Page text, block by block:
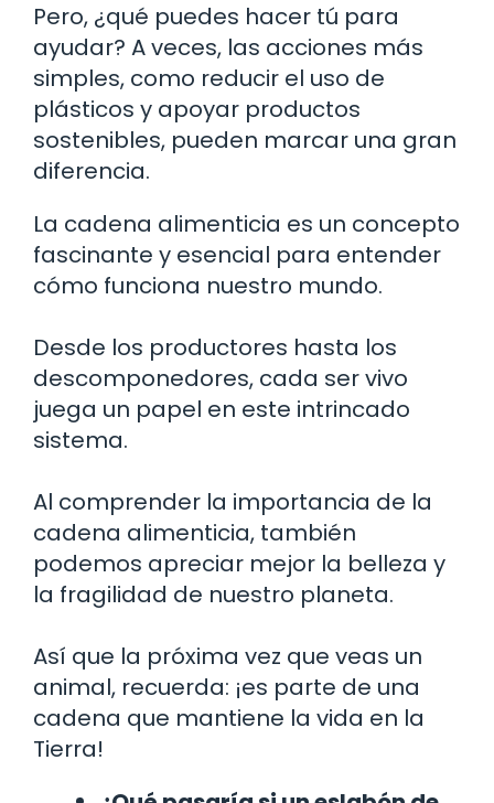
Pero, ¿qué puedes hacer tú para
ayudar? A veces, las acciones más
simples, como reducir el uso de
plásticos y apoyar productos
sostenibles, pueden marcar una gran
diferencia.
La cadena alimenticia es un concepto
fascinante y esencial para entender
cómo funciona nuestro mundo.
Desde los productores hasta los
descomponedores, cada ser vivo
juega un papel en este intrincado
sistema.
Al comprender la importancia de la
cadena alimenticia, también
podemos apreciar mejor la belleza y
la fragilidad de nuestro planeta.
Así que la próxima vez que veas un
animal, recuerda: ¡es parte de una
cadena que mantiene la vida en la
Tierra!